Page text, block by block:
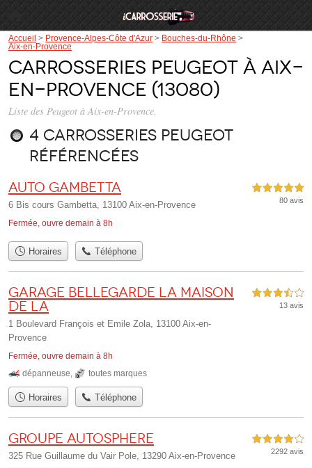
Accueil > Provence-Alpes-Côte d'Azur > Bouches-du-Rhône >
Aix-en-Provence
Carrosseries Peugeot à Aix-
en-Provence (13080)
Liste des Peugeot à Aix-en-Provence.
4 carrosseries Peugeot
référencées
Auto Gambetta
6 Bis cours Gambetta, 13100 Aix-en-Provence
Fermée, ouvre demain à 8h
5,0 étoiles sur 5
80 avis
Horaires Téléphone
Garage Bellegarde la Maison
de la
1 Boulevard François et Emile Zola, 13100 Aix-en-
Provence
Fermée, ouvre demain à 8h
3,5 étoiles sur 5
13 avis
dépanneuse, toutes marques
Horaires Téléphone
Groupe Autosphere
325 Rue Guillaume du Vair Pole, 13290 Aix-en-Provence
4,0 étoiles sur 5
2292 avis